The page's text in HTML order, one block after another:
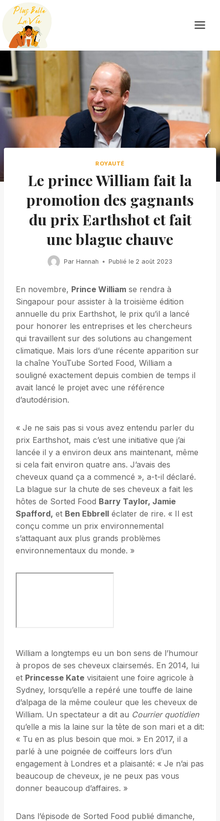
Skip
content
ROYAUTÉ
Le prince William fait la
promotion des gagnants
du prix Earthshot et fait
une blague chauve
Par Hannah Publié le 2 août 2023
En novembre, Prince William se rendra à
Singapour pour assister à la troisième édition
annuelle du prix Earthshot, le prix qu’il a lancé
pour honorer les entreprises et les chercheurs
qui travaillent sur des solutions au changement
climatique. Mais lors d’une récente apparition sur
la chaîne YouTube Sorted Food, William a
souligné exactement depuis combien de temps il
avait lancé le projet avec une référence
d’autodérision.
« Je ne sais pas si vous avez entendu parler du
prix Earthshot, mais c’est une initiative que j’ai
lancée il y a environ deux ans maintenant, même
si cela fait environ quatre ans. J’avais des
cheveux quand ça a commencé », a-t-il déclaré.
La blague sur la chute de ses cheveux a fait les
hôtes de Sorted Food Barry Taylor, Jamie
Spafford, et Ben Ebbrell éclater de rire. « Il est
conçu comme un prix environnemental
s’attaquant aux plus grands problèmes
environnementaux du monde. »
William a longtemps eu un bon sens de l’humour
à propos de ses cheveux clairsemés. En 2014, lui
et Princesse Kate visitaient une foire agricole à
Sydney, lorsqu’elle a repéré une touffe de laine
d’alpaga de la même couleur que les cheveux de
William. Un spectateur a dit au Courrier quotidien
qu’elle a mis la laine sur la tête de son mari et a dit:
« Tu en as plus besoin que moi. » En 2017, il a
parlé à une poignée de coiffeurs lors d’un
engagement à Londres et a plaisanté: « Je n’ai pas
beaucoup de cheveux, je ne peux pas vous
donner beaucoup d’affaires. »
Dans l’épisode de Sorted Food publié dimanche,